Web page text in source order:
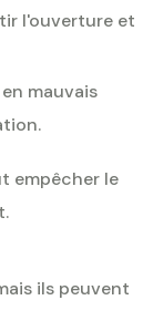
l'ouverture et
mauvais
empêcher le
ils peuvent